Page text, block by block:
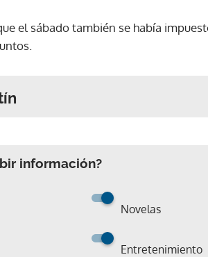
el sábado también se había
información?
Novelas
Entretenimiento